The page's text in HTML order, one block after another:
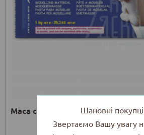
Маса самозастигаюча Sculpt Dry,
Шановні
Звертаємо Вашу увагу